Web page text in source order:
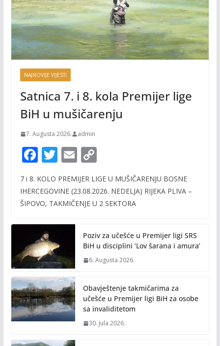
NAJNOVIJE VIJESTI
Satnica 7. i 8. kola Premijer lige
BiH u mušičarenju
7. Augusta 2026. admin
F
e
b
o
k
T
itt
er
E
ai
l
C
p
y
n
k
7 i 8. KOLO PREMIJER LIGE U MUŠIČARENJU BOSNE
IHERCEGOVINE (23.08.2026. NEDELJA) RIJEKA PLIVA –
ŠIPOVO, TAKMIČENJE U 2 SEKTORA
Poziv za učešće u Premijer ligi SRS
BiH u disciplini ‘Lov šarana i amura’
6. Augusta 2026.
Obavještenje takmičarima za
učešće u Premijer ligi BiH za osobe
sa invaliditetom
30. Jula 2026.